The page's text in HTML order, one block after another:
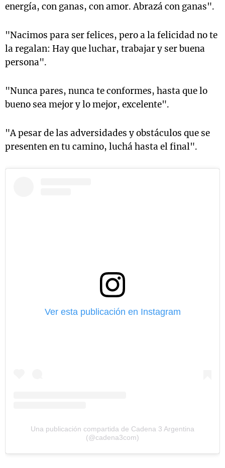
energía, con ganas, con amor. Abrazá con ganas".
"Nacimos para ser felices, pero a la felicidad no te
la regalan: Hay que luchar, trabajar y ser buena
persona".
"Nunca pares, nunca te conformes, hasta que lo
bueno sea mejor y lo mejor, excelente".
"A pesar de las adversidades y obstáculos que se
presenten en tu camino, luchá hasta el final".
Ver esta publicación en Instagram
Una publicación compartida de Cadena 3 Argentina
(@cadena3com)